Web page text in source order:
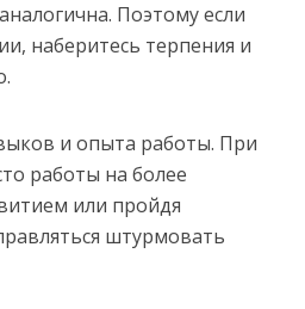
Поэтому если
наберитесь терпения и
и опыта работы. При
работы на более
или пройдя
штурмовать